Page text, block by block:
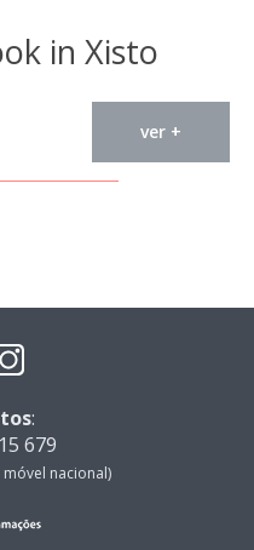
in Xisto
ver +
:
679
nacional)